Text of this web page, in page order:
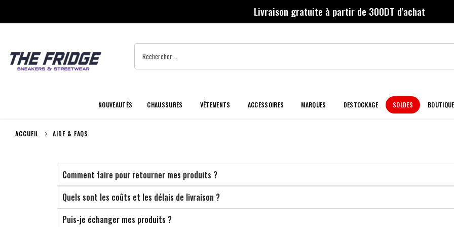
Livraison gratuite à partir de 300DT d'achat
NOUVEAUTÉS CHAUSSURES VÊTEMENTS ACCESSOIRES MARQUES DESTOCKAGE SOLDES
ACCUEIL AIDE & FAQS
Comment faire pour retourner mes produits ?
Quels sont les coûts et les délais de livraison ?
Puis-je échanger mes produits ?